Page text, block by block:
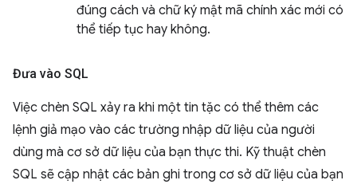
đúng cách và chữ ký mật mã chính xác mới có
thể tiếp tục hay không.
Đưa vào SQL
Việc chèn SQL xảy ra khi một tin tặc có thể thêm các
lệnh giả mạo vào các trường nhập dữ liệu của người
dùng mà cơ sở dữ liệu của bạn thực thi. Kỹ thuật chèn
SQL sẽ cập nhật các bản ghi trong cơ sở dữ liệu của bạn